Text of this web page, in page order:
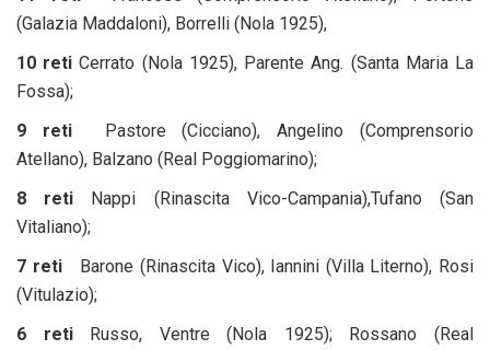
(Galazia Maddaloni), Borrelli (Nola 1925),
10 reti Cerrato (Nola 1925), Parente Ang. (Santa Maria La
Fossa);
9 reti
Pastore (Cicciano), Angelino (Comprensorio
Atellano), Balzano (Real Poggiomarino);
8 reti Nappi (Rinascita Vico-Campania),Tufano (San
Vitaliano);
7 reti
Barone (Rinascita Vico), Iannini (Villa Literno), Rosi
(Vitulazio);
6 reti Russo, Ventre (Nola 1925); Rossano (Real